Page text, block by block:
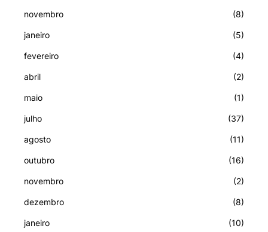
novembro (8)
janeiro (5)
fevereiro (4)
abril (2)
maio (1)
julho (37)
agosto (11)
outubro (16)
novembro (2)
dezembro (8)
janeiro (10)